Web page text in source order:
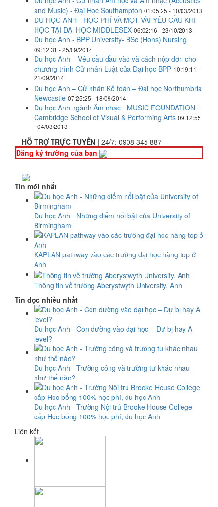
and Music) - Đại Học Southampton 01:05:25 - 10/03/2013
DU HỌC ANH - HỌC PHÍ VÀ MỘT VÀI YÊU CẦU KHI
HỌC TẠI ĐẠI HỌC MIDDLESEX 06:02:16 - 23/10/2013
Du học Anh - BPP University- BSc (Hons) Nursing
09:12:31 - 25/09/2014
Du học Anh – Vêu cầu đầu vào và cách nộp đơn cho
chương trình Cử nhân Luật của Đại học BPP 10:19:11 -
21/09/2014
Du học Anh – Cử nhân Kế toán – Đại học Northumbria
Newcastle 07:25:25 - 18/09/2014
Du học Anh ngành Âm nhạc - MUSIC FOUNDATION -
Cambridge School of Visual & Performing Arts 09:12:55
- 04/03/2013
HỖ TRỢ TRỰC TUYẾN | 24/7: 0908 345 887
Đăng ký trường của bạn
Tin mới nhất
Du học Anh - Những diểm nổi bật của University of
Birmingham
KAPLAN pathway vào các trường đại học hàng top ở
Anh
Thông tin về trường Aberystwyth University, Anh
Tin đọc nhiều nhất
Du học Anh - Con đường vào đại học – Dự bị hay A
level?
Du học Anh - Trường công và trường tư khác nhau
như thế nào?
Du học Anh - Trường Nội trú Brooke House College
cấp Học bổng 100% học phí, du học Anh
Liên kết